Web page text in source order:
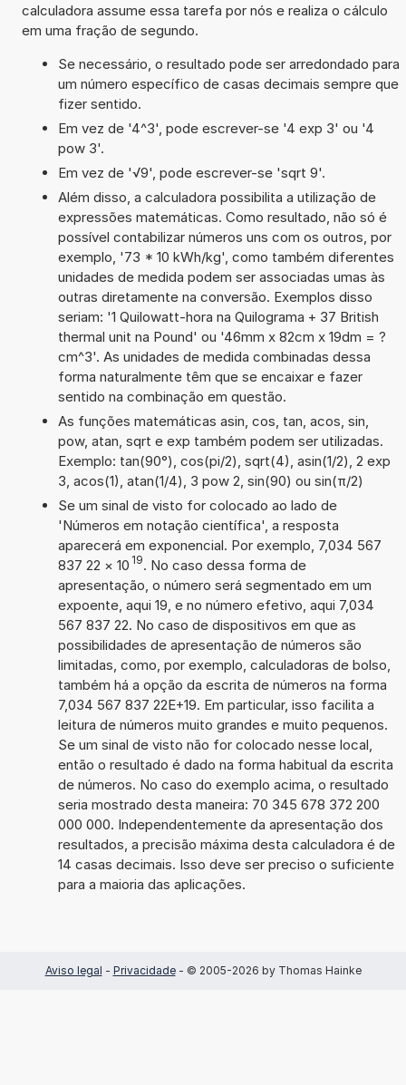
calculadora assume essa tarefa por nós e realiza o cálculo
em uma fração de segundo.
Se necessário, o resultado pode ser arredondado para
um número específico de casas decimais sempre que
fizer sentido.
Em vez de '4^3', pode escrever-se '4 exp 3' ou '4
pow 3'.
Em vez de '√9', pode escrever-se 'sqrt 9'.
Além disso, a calculadora possibilita a utilização de
expressões matemáticas. Como resultado, não só é
possível contabilizar números uns com os outros, por
exemplo, '73 * 10 kWh/kg', como também diferentes
unidades de medida podem ser associadas umas às
outras diretamente na conversão. Exemplos disso
seriam: '1 Quilowatt-hora na Quilograma + 37 British
thermal unit na Pound' ou '46mm x 82cm x 19dm = ?
cm^3'. As unidades de medida combinadas dessa
forma naturalmente têm que se encaixar e fazer
sentido na combinação em questão.
As funções matemáticas asin, cos, tan, acos, sin,
pow, atan, sqrt e exp também podem ser utilizadas.
Exemplo: tan(90°), cos(pi/2), sqrt(4), asin(1/2), 2 exp
3, acos(1), atan(1/4), 3 pow 2, sin(90) ou sin(π/2)
Se um sinal de visto for colocado ao lado de
'Números em notação científica', a resposta
aparecerá em exponencial. Por exemplo, 7,034 567
837 22 × 10 19. No caso dessa forma de
apresentação, o número será segmentado em um
expoente, aqui 19, e no número efetivo, aqui 7,034
567 837 22. No caso de dispositivos em que as
possibilidades de apresentação de números são
limitadas, como, por exemplo, calculadoras de bolso,
também há a opção da escrita de números na forma
7,034 567 837 22E+19. Em particular, isso facilita a
leitura de números muito grandes e muito pequenos.
Se um sinal de visto não for colocado nesse local,
então o resultado é dado na forma habitual da escrita
de números. No caso do exemplo acima, o resultado
seria mostrado desta maneira: 70 345 678 372 200
000 000. Independentemente da apresentação dos
resultados, a precisão máxima desta calculadora é de
14 casas decimais. Isso deve ser preciso o suficiente
para a maioria das aplicações.
Aviso legal - Privacidade- © 2005-2026 by Thomas Hainke